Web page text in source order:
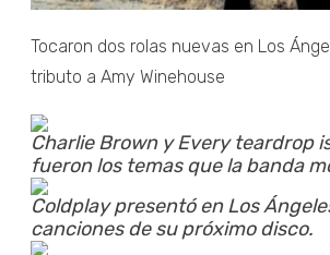
Tocaron dos rolas nuevas en Los
tributo a Amy Winehouse
Charlie Brown y Every teardrop
fueron los temas que la banda
Coldplay presentó en Los
canciones de su próximo disco.